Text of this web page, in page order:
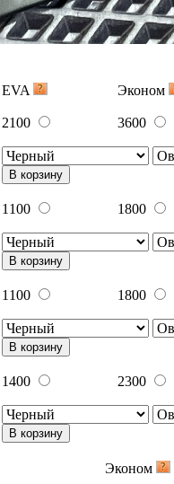
EVA
Эконом
2100 3600
В корзину
1100 1800
В корзину
1100 1800
В корзину
1400 2300
В корзину
Эконом